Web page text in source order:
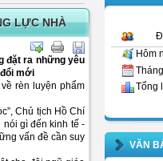
LỰC NHÀ
đặt ra những yêu
mới
rèn luyện phẩm
Chủ tịch Hồ Chí
nói gì đến kinh tế -
vấn đề cần suy
Hôm
Tổng
VĂN